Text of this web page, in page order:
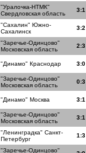
"Уралочка-НТМК"
Свердловская область
3:1
"Сахалин" Южно-
Сахалинск
3:2
"Заречье-Одинцово"
Московская область
2:3
"Динамо" Краснодар 3:0
"Заречье-Одинцово"
Московская область
0:3
"Динамо" Москва 3:1
"Заречье-Одинцово"
Московская область
3:1
"Ленинградка" Санкт-
Петербург
1:3
"Заречье-Одинцово"